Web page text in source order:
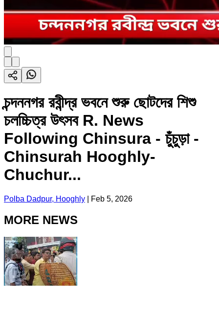
চন্দননগর রবীন্দ্র ভবনে শুরু ছোটদের শিশু
চলচ্চিত্র উৎসব R. News
Following Chinsura - চুঁচুড়া -
Chinsurah Hooghly-
Chuchur...
Polba Dadpur, Hooghly Feb 5, 2026
MORE NEWS